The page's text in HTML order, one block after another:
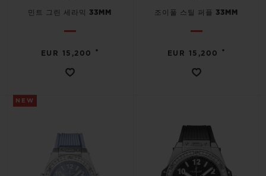
민트 그린 세라믹 33MM
EUR 15,200 •
조이풀 스틸 퍼플 33MM
EUR 15,200 •
NEW